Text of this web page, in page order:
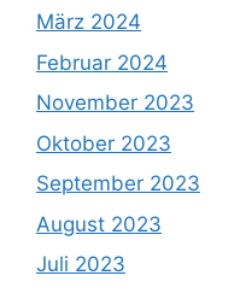
März 2024
Februar 2024
November 2023
Oktober 2023
September 2023
August 2023
Juli 2023